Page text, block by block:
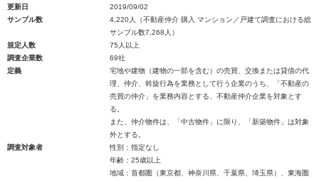
更新日
2019/09/02
サンプル数
4,220人（不動産仲介 購入 マンション／戸建て調査における総
サンプル数7,268人）
規定人数
75人以上
調査企業数
69社
定義
宅地や建物（建物の一部を含む）の売買、交換または貸借の代
理、仲介、斡旋行為を業務として行う企業のうち、「不動産の
売買の仲介」を業務内容とする、不動産仲介企業を対象とす
る。
また、仲介物件は、「中古物件」に限り、「新築物件」は対象
外とする。
調査対象者
性別：指定なし
年齢：25歳以上
地域：首都圏（東京都、神奈川県、千葉県、埼玉県）、東海圏